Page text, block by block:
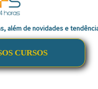
além de novidades e
CURSOS